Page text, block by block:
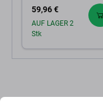
59,96 €
AUF LAGER 2
Stk